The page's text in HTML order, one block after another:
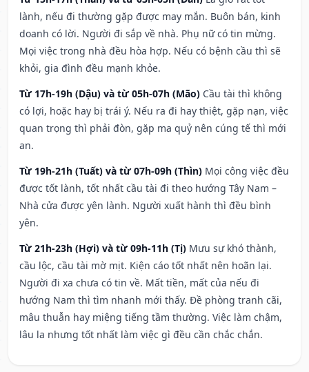
lành, nếu đi thường gặp được may mắn. Buôn bán, kinh
doanh có lời. Người đi sắp về nhà. Phụ nữ có tin mừng.
Mọi việc trong nhà đều hòa hợp. Nếu có bệnh cầu thì sẽ
khỏi, gia đình đều mạnh khỏe.
Từ 17h-19h (Dậu) và từ 05h-07h (Mão) Cầu tài thì không
có lợi, hoặc hay bị trái ý. Nếu ra đi hay thiệt, gặp nạn, việc
quan trọng thì phải đòn, gặp ma quỷ nên cúng tế thì mới
an.
Từ 19h-21h (Tuất) và từ 07h-09h (Thìn) Mọi công việc đều
được tốt lành, tốt nhất cầu tài đi theo hướng Tây Nam –
Nhà cửa được yên lành. Người xuất hành thì đều bình
yên.
Từ 21h-23h (Hợi) và từ 09h-11h (Tị) Mưu sự khó thành,
cầu lộc, cầu tài mờ mịt. Kiện cáo tốt nhất nên hoãn lại.
Người đi xa chưa có tin về. Mất tiền, mất của nếu đi
hướng Nam thì tìm nhanh mới thấy. Đề phòng tranh cãi,
mâu thuẫn hay miệng tiếng tầm thường. Việc làm chậm,
lâu la nhưng tốt nhất làm việc gì đều cần chắc chắn.